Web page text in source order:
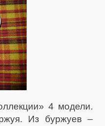
4 модели.
Из буржуев –